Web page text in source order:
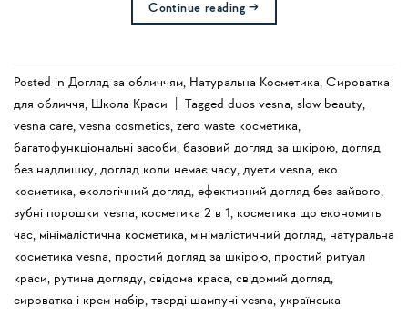
Continue reading→
Posted in Догляд за обличчям, Натуральна Косметика, Сироватка
для обличчя, Школа Краси Tagged duos vesna, slow beauty,
vesna care, vesna cosmetics, zero waste косметика,
багатофункціональні засоби, базовий догляд за шкірою, догляд
без надлишку, догляд коли немає часу, дуети vesna, еко
косметика, екологічний догляд, ефективний догляд без зайвого,
зубні порошки vesna, косметика 2 в 1, косметика що економить
час, мінімалістична косметика, мінімалістичний догляд, натуральна
косметика vesna, простий догляд за шкірою, простий ритуал
краси, рутина догляду, свідома краса, свідомий догляд,
сироватка і крем набір, тверді шампуні vesna, українська